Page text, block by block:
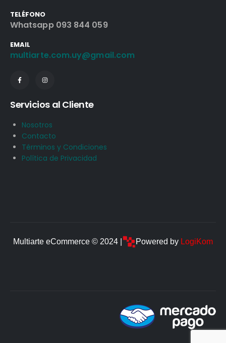
TELÉFONO
Whatsapp 093 844 059
EMAIL
multiarte.com.uy@gmail.com
Servicios al Cliente
Nosotros
Contacto
Términos y Condiciones
Política de Privacidad
Multiarte eCommerce © 2024 | Powered by LogiKom